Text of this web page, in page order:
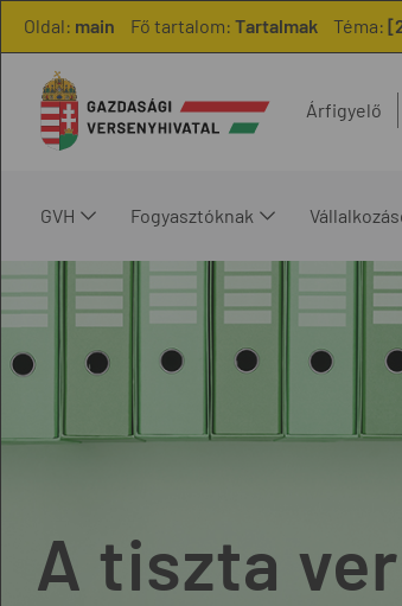
Oldal: main Fő tartalom: Tartalmak Téma:
Árfigyelő
GVH Fogyasztóknak
A tiszta